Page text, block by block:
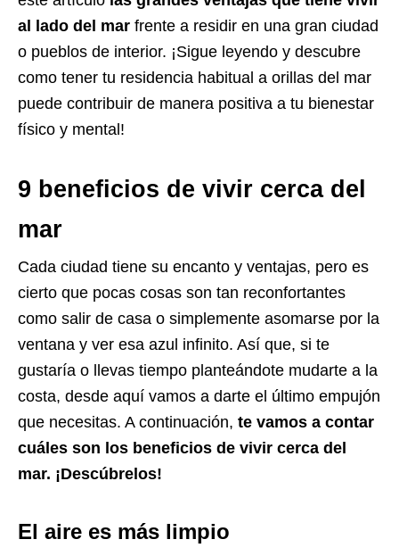
al lado del mar frente a residir en una gran ciudad
o pueblos de interior. ¡Sigue leyendo y descubre
como tener tu residencia habitual a orillas del mar
puede contribuir de manera positiva a tu bienestar
físico y mental!
9 beneficios de vivir cerca del
mar
Cada ciudad tiene su encanto y ventajas, pero es
cierto que pocas cosas son tan reconfortantes
como salir de casa o simplemente asomarse por la
ventana y ver esa azul infinito. Así que, si te
gustaría o llevas tiempo planteándote mudarte a la
costa, desde aquí vamos a darte el último empujón
que necesitas. A continuación, te vamos a contar
cuáles son los beneficios de vivir cerca del
mar. ¡Descúbrelos!
El aire es más limpio